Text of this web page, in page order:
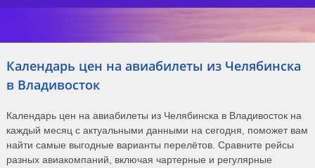
Календарь цен на авиабилеты из Челябинска
в Владивосток
Календарь цен на авиабилеты из Челябинска в Владивосток на
каждый месяц с актуальными данными на сегодня, поможет вам
найти самые выгодные варианты перелётов. Сравните рейсы
разных авиакомпаний, включая чартерные и регулярные